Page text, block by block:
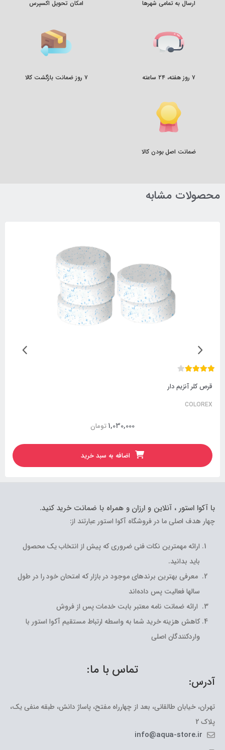
ارسال به تمامی شهرها امکان تحویل اکسپرس
۷ روز هفته، ۲۴ ساعته ۷ روز ضمانت بازگشت کالا
ضمانت اصل بودن کالا
محصولات مشابه
قرص کلر آنزیم دار
COLOREX
تومان1,030,000
اضافه به سبد خرید
با آکوا استور ، آنلاین و ارزان و همراه با ضمانت خرید کنید.
چهار هدف اصلی ما در فروشگاه آکوا استور عبارتند از:
ارائه مهمترین نکات فنی ضروری که پیش از انتخاب یک محصول
باید بدانید.
معرفی بهترین برندهای موجود در بازار که امتحان خود را در طول
سالها فعالیت پس داده‌اند
ارائه ضمانت نامه معتبر بابت خدمات پس از فروش
کاهش هزینه خرید شما به واسطه ارتباط مستقیم آکوا استور با
واردکنندگان اصلی
تماس با ما:
آدرس:
تهران، خیابان طالقانی، بعد از چهارراه مفتح، پاساژ دانش، طبقه منفی یک،
پلاک 2
info@aqua-store.ir